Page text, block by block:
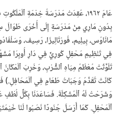
عَامَ ١٩٦٢،‏ عُقِدَتْ مَدْرَسَةُ خِدْمَةِ
بِدُونِ مَارِي مِنْ مَدْرَسَةٍ إِلَى أُخْرَى
مَانَاوُس،‏ بِيلِيم،‏ فُورْتَالِيزَا،‏ رَسِيف،‏
فِي تَنْظِيمِ مَحْفِلٍ كُورِيٍّ فِي دَارِ أُوبِرَا
تَلَوَّثَتْ مُعْظَمُ مِيَاهِ ٱلشُّرْبِ،‏ وَخَرِبَ
كَانَتْ تُقَدَّمُ وَجَبَاتُ طَعَامٍ فِي
وَشَرَحْتُ لَهُ ٱلْمُشْكِلَةَ.‏ فَسَاعَدَنَا بِكُلِّ لُطْفٍ
ٱلْمَحْفِلِ.‏ كَمَا أَرْسَلَ جُنُودًا نَصَبُوا لَنَا